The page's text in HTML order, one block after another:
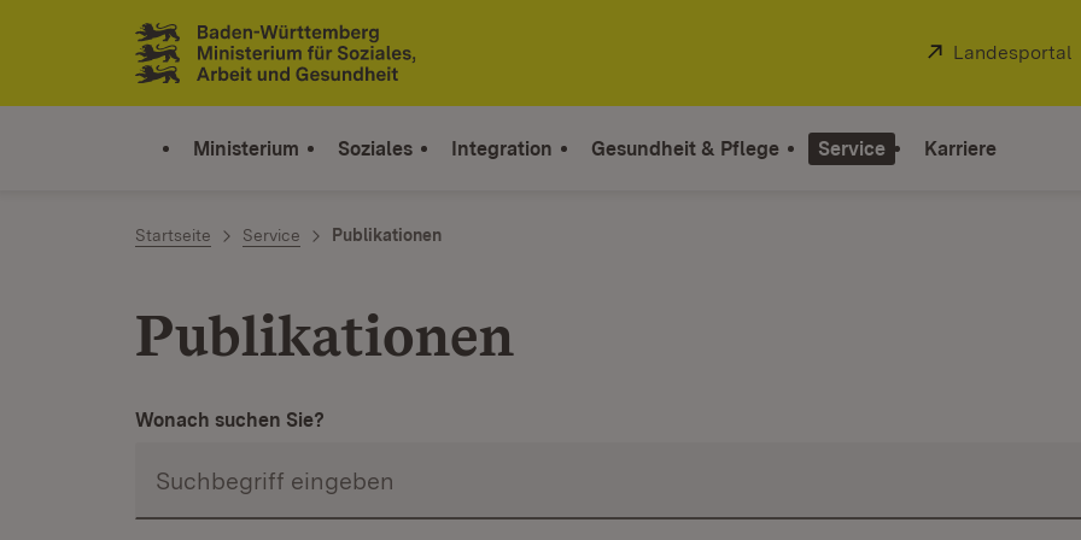
Zum Inhalt springen
Link zur Startseite
Extern:
Landesportal
Ministerium Soziales Integration Gesundheit & Pflege Service Karriere
Startseite Service Publikationen
Publikationen
Wonach suchen Sie?